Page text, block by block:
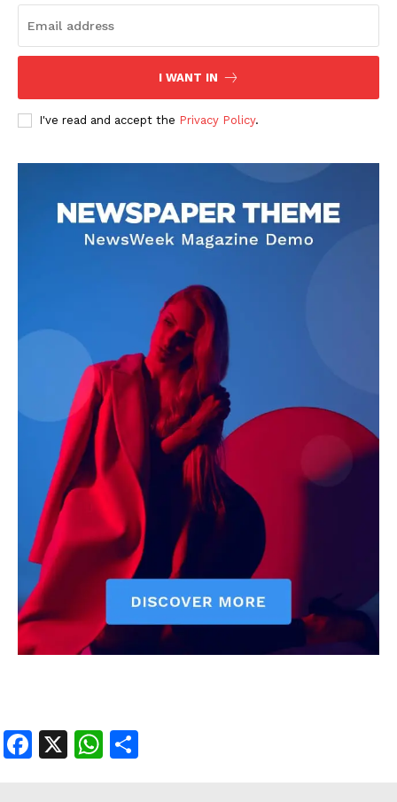
DOWNLOAD NOW
AIN NEWS 1
Contact Us
About Us
Privacy Policy
Terms of Use Agreement
Facebook
X WhatsApp
Share
I WANT IN
I've read and accept the Privacy Policy.
Facebook
X WhatsApp